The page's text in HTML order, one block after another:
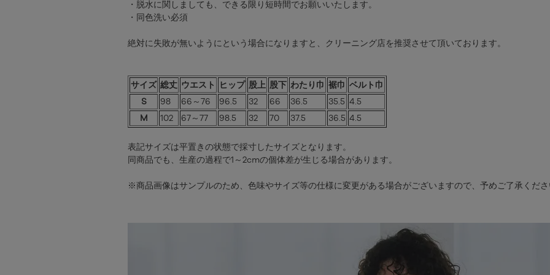
・脱水に関しましても、できる限り短時間でお願いいたします。
・同色洗い必須
絶対に失敗が無いようにという場合になりますと、クリーニング店を推奨させて頂いております。
サイズ 総丈 ウエスト ヒップ 股上 股下 わたり巾 裾巾 ベルト巾
S
98 66～76 96.5 32 66 36.5 35.5 4.5
M
102 67～77 98.5 32 70 37.5 36.5 4.5
表記サイズは平置きの状態で採寸したサイズとなります。
同商品でも、生産の過程で1～2cmの個体差が生じる場合があります。
※商品画像はサンプルのため、色味やサイズ等の仕様に変更がある場合がございますので、予めご了承くだ